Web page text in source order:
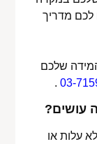
מדריך
שלכם
03-
.
עושים?
עלות או